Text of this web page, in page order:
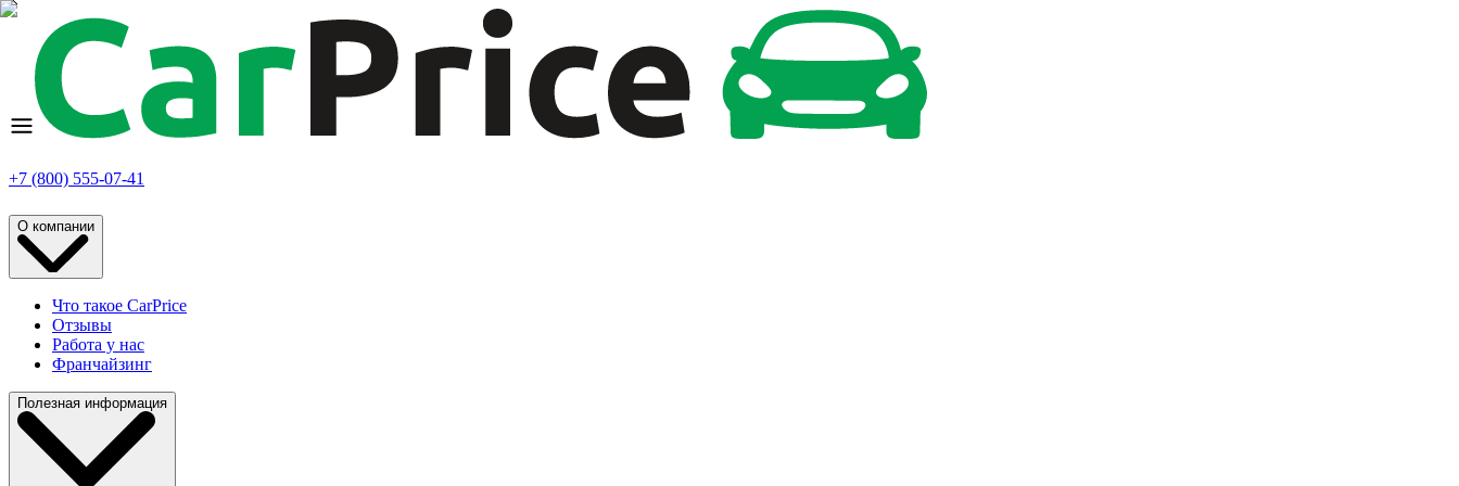
+7 (800) 555-07-41
О компании
Что такое CarPrice
Отзывы
Работа у нас
Франчайзинг
Полезная информация